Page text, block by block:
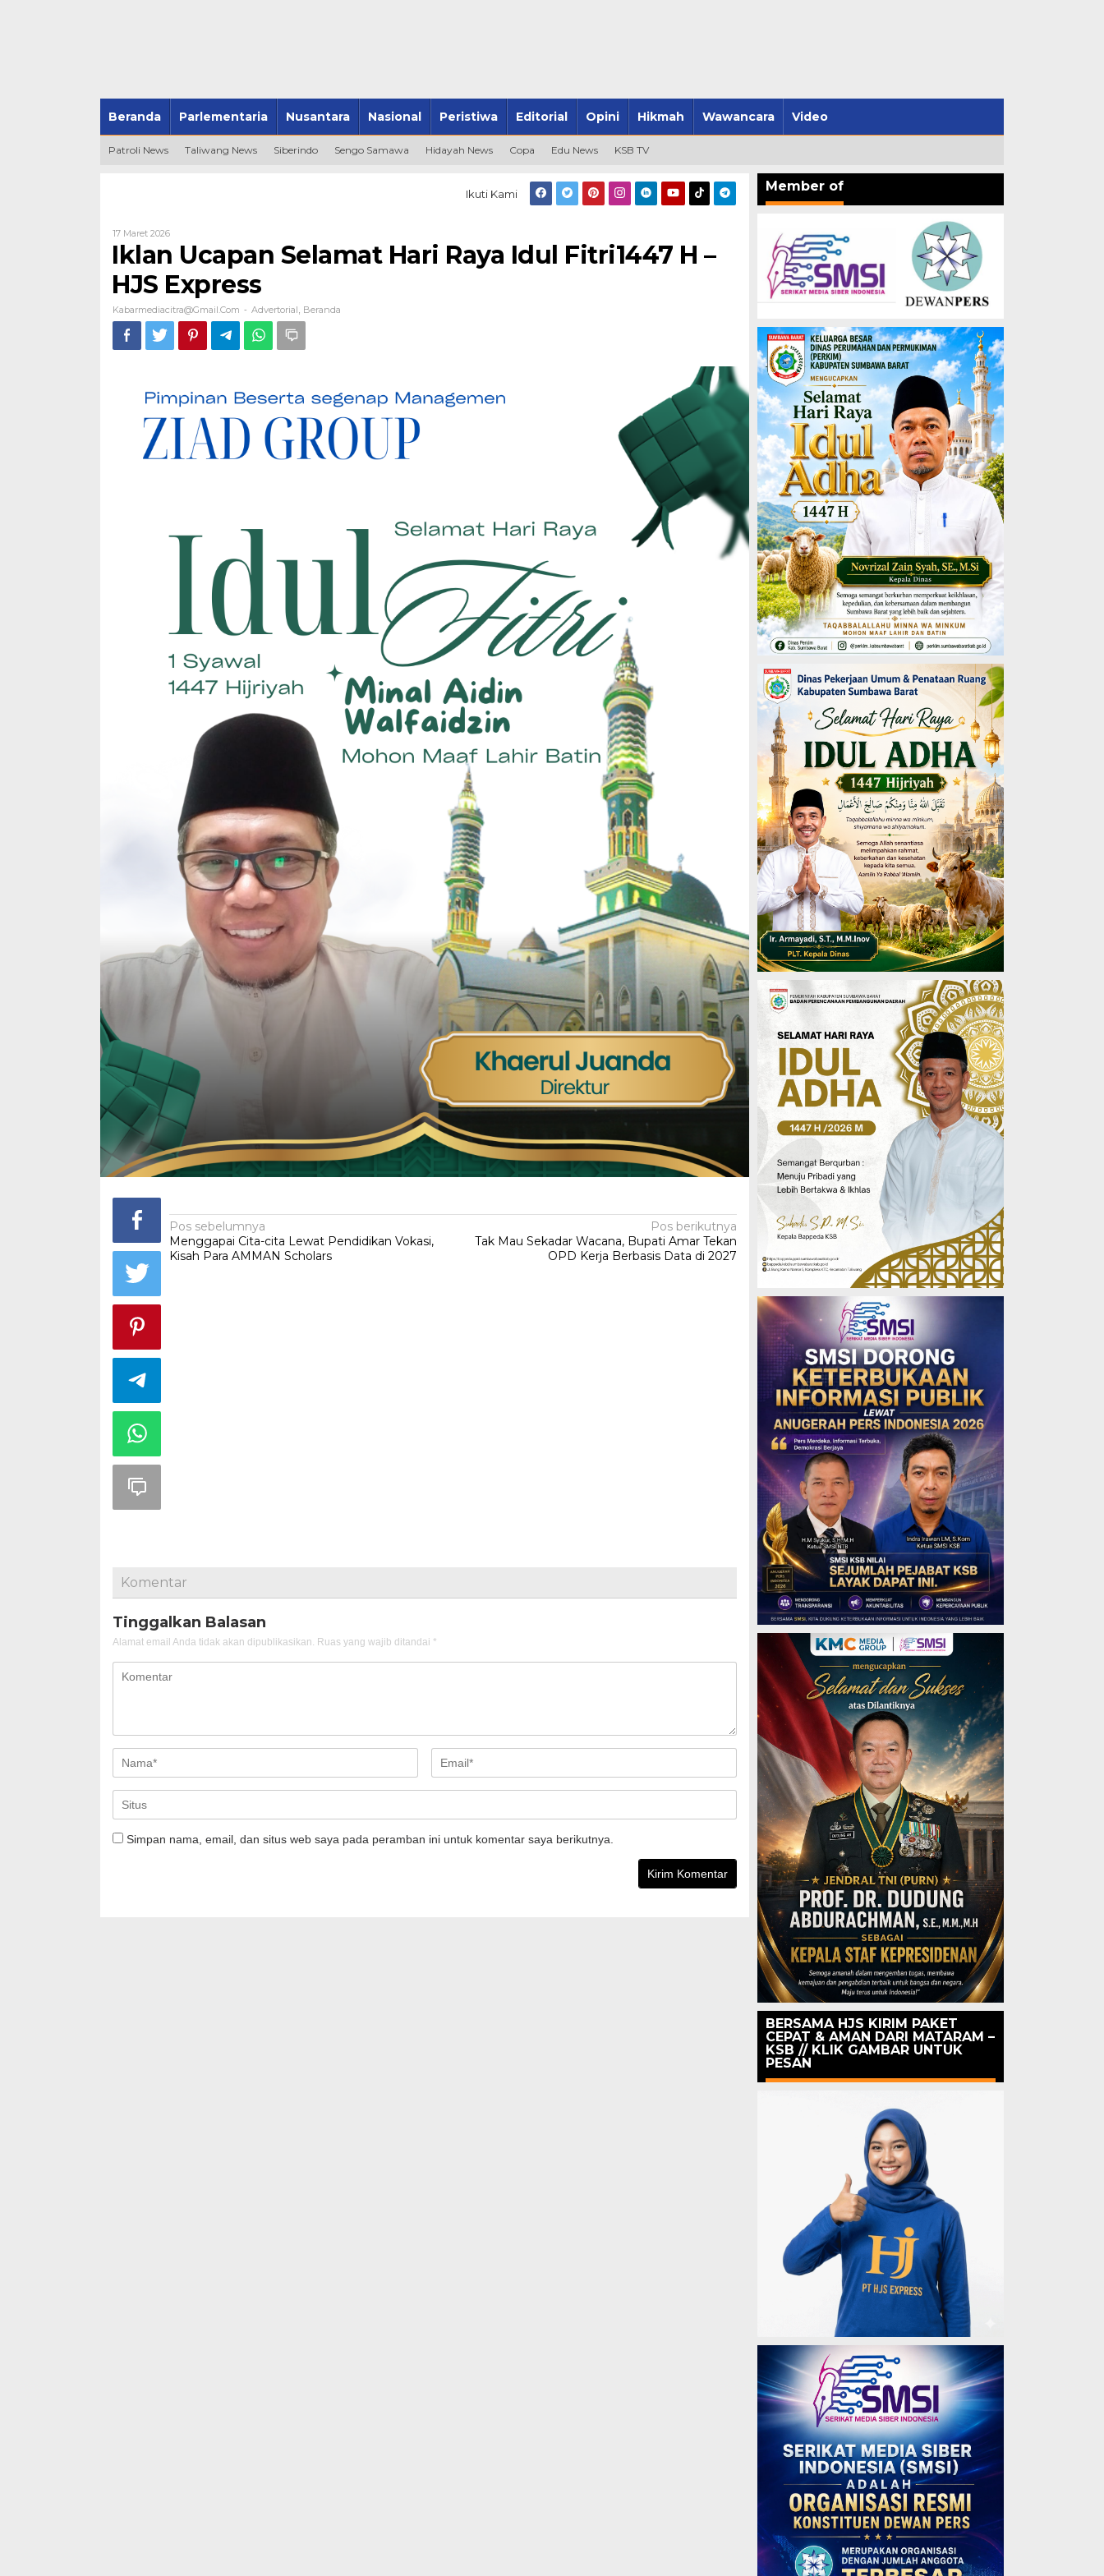
Beranda Parlementaria Nusantara Nasional Peristiwa Editorial Opini Hikmah Wawancara Video
Patroli News Taliwang News Siberindo Sengo Samawa Hidayah News Copa Edu News KSB TV
Ikuti Kami
17 Maret 2026Oleh
Kabarmediacitra@gmail.com
Iklan Ucapan Selamat Hari Raya Idul Fitri1447 H –
HJS Express
Kabarmediacitra@gmail.com - Advertorial Beranda
Navigasi
pos
Pos sebelumnya
Menggapai Cita-cita Lewat Pendidikan Vokasi,
Kisah Para AMMAN Scholars
Pos berikutnya
Tak Mau Sekadar Wacana, Bupati Amar Tekan
OPD Kerja Berbasis Data di 2027
Komentar
Tinggalkan Balasan
Alamat email Anda tidak akan dipublikasikan. Ruas yang wajib ditandai *
Simpan nama, email, dan situs web saya pada peramban ini untuk komentar saya berikutnya.
Member of
BERSAMA HJS KIRIM PAKET
CEPAT & AMAN DARI MATARAM –
KSB // KLIK GAMBAR UNTUK
PESAN